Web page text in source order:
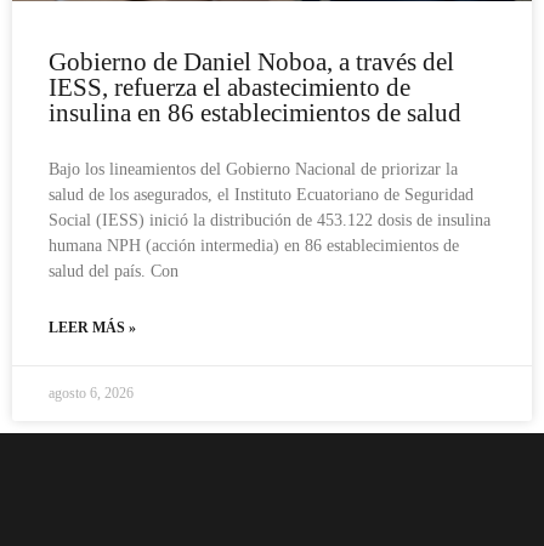
Gobierno de Daniel Noboa, a través del
IESS, refuerza el abastecimiento de
insulina en 86 establecimientos de salud
Bajo los lineamientos del Gobierno Nacional de priorizar la
salud de los asegurados, el Instituto Ecuatoriano de Seguridad
Social (IESS) inició la distribución de 453.122 dosis de insulina
humana NPH (acción intermedia) en 86 establecimientos de
salud del país. Con
LEER MÁS »
agosto 6, 2026